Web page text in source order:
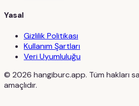
Yasal
Gizlilik Politikası
Kullanım Şartları
Veri Uyumluluğu
© 2026 hangiburc.app. Tüm hakları
amaçlıdır.